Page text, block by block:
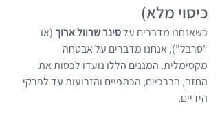
כיסוי מלא)
כשאנחנו מדברים על סינר שרוול ארוך (או
"סרבל"), אנחנו מדברים על אבטחה
מקסימלית. המגנים הללו נועדו לכסות את
החזה, הברכיים, הכתפיים והזרועות עד לפרקי
הידיים.